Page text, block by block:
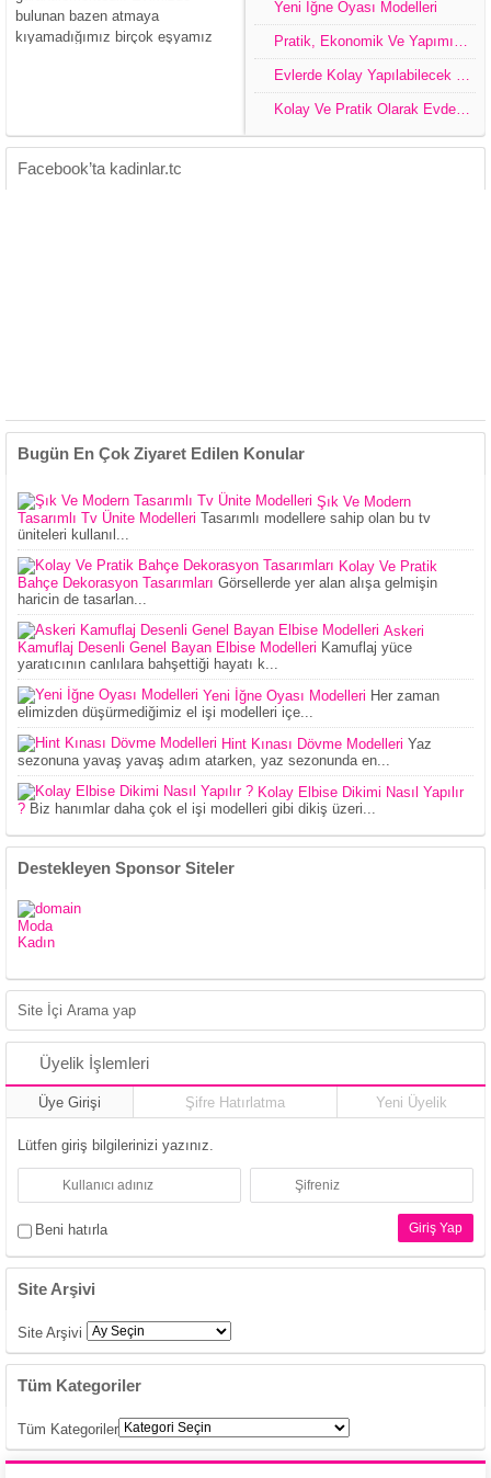
bulunan bazen atmaya
kıyamadığımız birçok eşyamız
Kendi el emeğimiz ve fikrimiz olan
tasarımlar ile...
Yeni İğne Oyası Modelleri
Pratik, Ekonomik Ve Yapımı Kolay Dekorasyon Ürünleri
Evlerde Kolay Yapılabilecek Pratik Tasarım Çeşitleri
Kolay Ve Pratik Olarak Evde Yapabileceğimiz Dekoratif Ürünler
Facebook’ta kadinlar.tc
Bugün En Çok Ziyaret Edilen Konular
Şık Ve Modern
Tasarımlı Tv Ünite Modelleri Tasarımlı modellere sahip olan bu tv
üniteleri kullanıl...
Kolay Ve Pratik
Bahçe Dekorasyon Tasarımları Görsellerde yer alan alışa gelmişin
haricin de tasarlan...
Askeri
Kamuflaj Desenli Genel Bayan Elbise Modelleri Kamuflaj yüce
yaratıcının canlılara bahşettiği hayatı k...
Yeni İğne Oyası Modelleri Her zaman
elimizden düşürmediğimiz el işi modelleri içe...
Hint Kınası Dövme Modelleri Yaz
sezonuna yavaş yavaş adım atarken, yaz sezonunda en...
Kolay Elbise Dikimi Nasıl Yapılır
? Biz hanımlar daha çok el işi modelleri gibi dikiş üzeri...
Destekleyen Sponsor Siteler
Moda
Kadın
Üyelik İşlemleri
Üye Girişi Şifre Hatırlatma Yeni Üyelik
Lütfen giriş bilgilerinizi yazınız.
Beni hatırla
Site Arşivi
Site Arşivi
Tüm Kategoriler
Tüm Kategoriler